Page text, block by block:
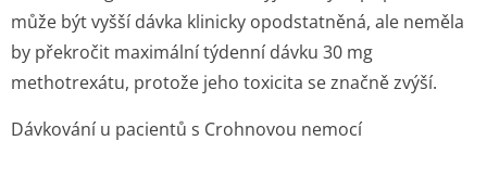
může být vyšší dávka klinicky opodstatněná, ale neměla
by překročit maximální týdenní dávku 30 mg
methotrexátu, protože jeho toxicita se značně zvýší.
Dávkování u pacientů s Crohnovou nemocí